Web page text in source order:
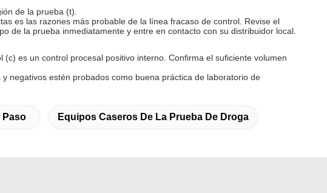
de la prueba (t).
es las razones más probable de la línea fracaso de control. Revise el
de la prueba inmediatamente y entre en contacto con su distribuidor local.
es un control procesal positivo interno. Confirma el suficiente volumen
negativos estén probados como buena práctica de laboratorio de
Paso Equipos Caseros De La Prueba De Droga